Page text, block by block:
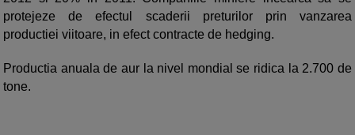
protejeze de efectul scaderii preturilor prin vanzarea
productiei viitoare, in efect contracte de hedging.
Productia anuala de aur la nivel mondial se ridica la 2.700 de
tone.